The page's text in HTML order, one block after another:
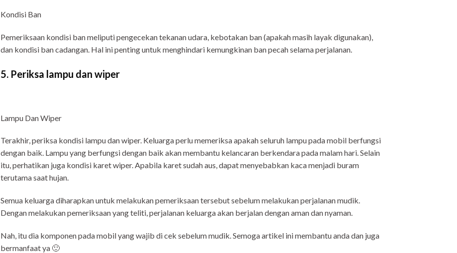
Kondisi Ban
Pemeriksaan kondisi ban meliputi pengecekan tekanan udara, kebotakan ban (apakah masih layak digunakan),
dan kondisi ban cadangan. Hal ini penting untuk menghindari kemungkinan ban pecah selama perjalanan.
5. Periksa lampu dan wiper
Lampu Dan Wiper
Terakhir, periksa kondisi lampu dan wiper. Keluarga perlu memeriksa apakah seluruh lampu pada mobil berfungsi
dengan baik. Lampu yang berfungsi dengan baik akan membantu kelancaran berkendara pada malam hari. Selain
itu, perhatikan juga kondisi karet wiper. Apabila karet sudah aus, dapat menyebabkan kaca menjadi buram
terutama saat hujan.
Semua keluarga diharapkan untuk melakukan pemeriksaan tersebut sebelum melakukan perjalanan mudik.
Dengan melakukan pemeriksaan yang teliti, perjalanan keluarga akan berjalan dengan aman dan nyaman.
Nah, itu dia komponen pada mobil yang wajib di cek sebelum mudik. Semoga artikel ini membantu anda dan juga
bermanfaat ya 🙂